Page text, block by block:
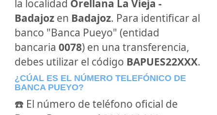
la localidad Orellana La Vieja -
Badajoz en Badajoz. Para identificar al
banco "Banca Pueyo" (entidad
bancaria 0078) en una transferencia,
debes utilizar el código BAPUES22XXX.
¿CÚAL ES EL NÚMERO TELEFÓNICO DE
BANCA PUEYO?
☎️ El número de teléfono oficial de